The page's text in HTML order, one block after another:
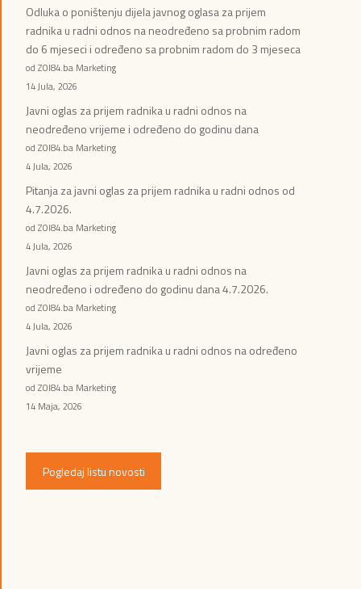
Odluka o poništenju dijela javnog oglasa za prijem
radnika u radni odnos na neodređeno sa probnim radom
do 6 mjeseci i određeno sa probnim radom do 3 mjeseca
od ZOI84.ba Marketing
14 Jula, 2026
Javni oglas za prijem radnika u radni odnos na
neodređeno vrijeme i određeno do godinu dana
od ZOI84.ba Marketing
4 Jula, 2026
Pitanja za javni oglas za prijem radnika u radni odnos od
4.7.2026.
od ZOI84.ba Marketing
4 Jula, 2026
Javni oglas za prijem radnika u radni odnos na
neodređeno i određeno do godinu dana 4.7.2026.
od ZOI84.ba Marketing
4 Jula, 2026
Javni oglas za prijem radnika u radni odnos na određeno
vrijeme
od ZOI84.ba Marketing
14 Maja, 2026
Pogledaj listu novosti